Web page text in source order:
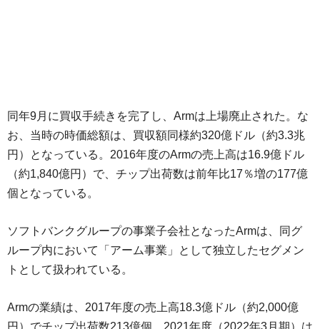
同年9月に買収手続きを完了し、Armは上場廃止された。な
お、当時の時価総額は、買収額同様約320億ドル（約3.3兆
円）となっている。2016年度のArmの売上高は16.9億ドル
（約1,840億円）で、チップ出荷数は前年比17％増の177億
個となっている。
ソフトバンクグループの事業子会社となったArmは、同グ
ループ内において「アーム事業」として独立したセグメン
トとして扱われている。
Armの業績は、2017年度の売上高18.3億ドル（約2,000億
円）でチップ出荷数213億個、2021年度（2022年3月期）は